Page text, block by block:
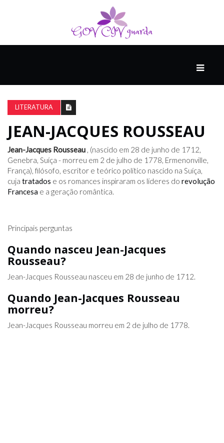
DO
THINK
COMPANHEIRO
COMEÇA
LITERATURA
JEAN-JACQUES ROUSSEAU
Jean-Jacques Rousseau , (nascido em 28 de junho de 1712,
Genebra, Suíça - morreu em 2 de julho de 1778, Ermenonville,
França), filósofo, escritor e teórico político nascido na Suíça,
cuja tratados e os romances inspiraram os líderes do revolução
Francesa e a geração romântica.
Principais perguntas
Quando nasceu Jean-Jacques
Rousseau?
Jean-Jacques Rousseau nasceu em 28 de junho de 1712.
Quando Jean-Jacques Rousseau
morreu?
Jean-Jacques Rousseau morreu em 2 de julho de 1778.